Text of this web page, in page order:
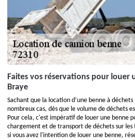
Faites vos réservations pour louer
Braye
Sachant que la location d’une benne à
nombreux cas, dès que le volume de déchets
Pour cela, c'est impératif de louer une benne
chargement et de transport de déchets sur
si vous avez l'intention de louer une benne,